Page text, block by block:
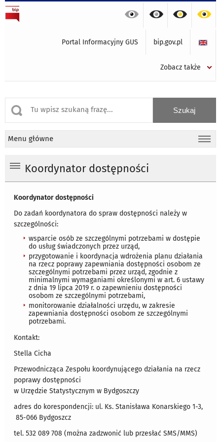
Portal Informacyjny GUS bip.gov.pl
Zobacz także
Menu główne
Koordynator dostępności
Koordynator dostępności
Do zadań koordynatora do spraw dostępności należy w
szczególności:
wsparcie osób ze szczególnymi potrzebami w dostępie
do usług świadczonych przez urząd,
przygotowanie i koordynacja wdrożenia planu działania
na rzecz poprawy zapewniania dostępności osobom ze
szczególnymi potrzebami przez urząd, zgodnie z
minimalnymi wymaganiami określonymi w art. 6 ustawy
z dnia 19 lipca 2019 r. o zapewnieniu dostępności
osobom ze szczególnymi potrzebami,
monitorowanie działalności urzędu, w zakresie
zapewniania dostępności osobom ze szczególnymi
potrzebami.
Kontakt:
Stella Cicha
Przewodnicząca Zespołu koordynującego działania na rzecz
poprawy dostępności
w Urzędzie Statystycznym w Bydgoszczy
adres do korespondencji: ul. Ks. Stanisława Konarskiego 1-3,
85-066 Bydgoszcz
tel. 532 089 708 (można zadzwonić lub przesłać SMS/MMS)